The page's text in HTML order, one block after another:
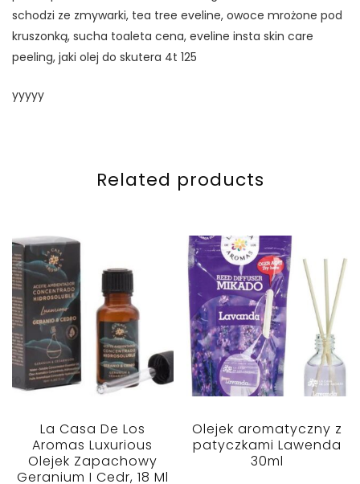
schodzi ze zmywarki, tea tree eveline, owoce mrożone pod
kruszonką, sucha toaleta cena, eveline insta skin care
peeling, jaki olej do skutera 4t 125
yyyyy
Related products
La Casa De Los
Aromas Luxurious
Olejek Zapachowy
Geranium I Cedr, 18 Ml
Olejek aromatyczny z
patyczkami Lawenda
30ml